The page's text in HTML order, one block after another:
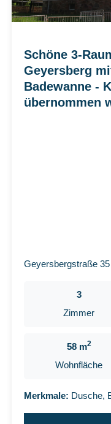
Schöne 3-
Geyersberg
Badewanne -
übernommen
Geyersbergstraße
3
Zimmer
58 m2
Wohnfläche
Merkmale: Dusche,